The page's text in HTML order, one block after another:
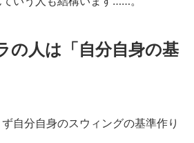
の人は「自分自身の基
自分自身のスウィングの基準作り